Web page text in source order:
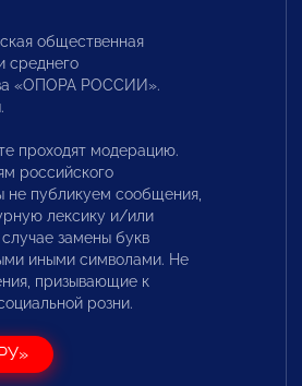
общественная
среднего
«ОПОРА РОССИИ».
проходят модерацию.
российского
не публикуем сообщения,
лексику и/или
замены букв
иными символами. Не
призывающие к
розни.